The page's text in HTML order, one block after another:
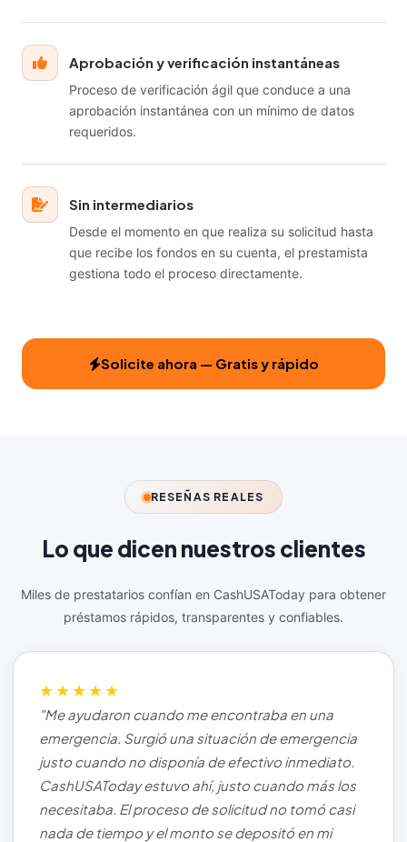
Aprobación y verificación instantáneas
Proceso de verificación ágil que conduce a una
aprobación instantánea con un mínimo de datos
requeridos.
Sin intermediarios
Desde el momento en que realiza su solicitud hasta
que recibe los fondos en su cuenta, el prestamista
gestiona todo el proceso directamente.
Solicite ahora — Gratis y rápido
RESEÑAS REALES
Lo que dicen nuestros clientes
Miles de prestatarios confían en CashUSAToday para obtener
préstamos rápidos, transparentes y confiables.
★★★★★
"Me ayudaron cuando me encontraba en una
emergencia. Surgió una situación de emergencia
justo cuando no disponía de efectivo inmediato.
CashUSAToday estuvo ahí, justo cuando más los
necesitaba. El proceso de solicitud no tomó casi
nada de tiempo y el monto se depositó en mi